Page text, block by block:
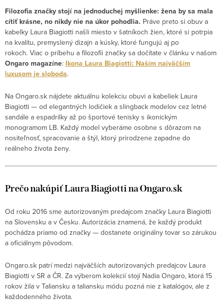
Filozofia značky stojí na jednoduchej myšlienke: žena by sa mala
cítiť krásne, no nikdy nie na úkor pohodlia. Práve preto si obuv a
kabelky Laura Biagiotti našli miesto v šatníkoch žien, ktoré si potrpia
na kvalitu, premyslený dizajn a kúsky, ktoré fungujú aj po
rokoch. Viac o príbehu a filozofii značky sa dočítate v článku v našom
Ongaro magazíne: Ikona Laura Biagiotti: Naším najväčším
luxusom je sloboda.
Na Ongaro.sk nájdete aktuálnu kolekciu obuvi a kabeliek Laura
Biagiotti — od elegantných lodičiek a slingback modelov cez letné
sandále a espadrilky až po športové tenisky s ikonickým
monogramom LB. Každý model vyberáme osobne s dôrazom na
nositeľnosť, spracovanie a štýl, ktorý prirodzene zapadne do
reálneho života ženy.
Prečo nakúpiť Laura Biagiotti na Ongaro.sk
Od roku 2016 sme autorizovaným predajcom značky Laura Biagiotti
na Slovensku a v Česku. Autorizácia znamená, že každý produkt
pochádza priamo od značky — dostanete originálny tovar so zárukou
a oficiálnym pôvodom.
Ongaro.sk patrí medzi najväčších autorizovaných predajcov Laura
Biagiotti v SR a ČR. Za výberom kolekcií stojí Nadia Ongaro, ktorá 15
rokov žila v Taliansku a taliansku módu pozná nie z katalógov, ale z
každodenného života.